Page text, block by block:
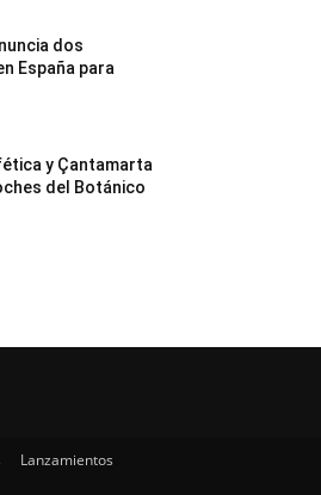
dos
España para
y Çantamarta
del Botánico
Lanzamientos